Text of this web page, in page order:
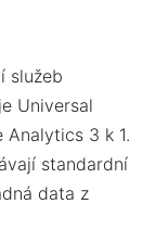
služeb
Universal
3 k 1.
standardní
data z